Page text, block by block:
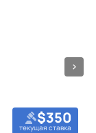
$350
текущая ставка